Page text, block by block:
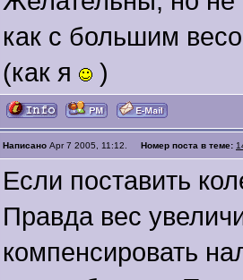
как с большим
(как я
)
Написано Apr 7 2005, 11:12. Номер поста в теме:
Если поставить
Правда вес
компенсировать